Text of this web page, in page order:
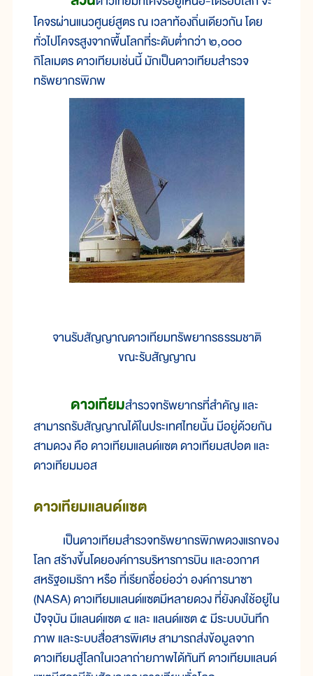
โคจรผ่านแนวศูนย์สูตร ณ เวลาท้องถิ่นเดียวกัน โดย
ทั่วไปโคจรสูงจากพื้นโลกที่ระดับต่ำกว่า ๒,๐๐๐
กิโลเมตร ดาวเทียมเช่นนี้ มักเป็นดาวเทียมสำรวจ
ทรัพยากรพิภพ
จานรับสัญญาณดาวเทียมทรัพยากรธรรมชาติ
ขณะรับสัญญาณ
ดาวเทียมสำรวจทรัพยากรที่สำคัญ และ
สามารถรับสัญญาณได้ในประเทศไทยนั้น มีอยู่ด้วยกัน
สามดวง คือ ดาวเทียมแลนด์แซต ดาวเทียมสปอต และ
ดาวเทียมมอส
ดาวเทียมแลนด์แซต
เป็นดาวเทียมสำรวจทรัพยากรพิภพดวงแรกของ
โลก สร้างขึ้นโดยองค์การบริหารการบิน และอวกาศ
สหรัฐอเมริกา หรือ ที่เรียกชื่อย่อว่า องค์การนาซา
(NASA) ดาวเทียมแลนด์แซตมีหลายดวง ที่ยังคงใช้อยู่ใน
ปัจจุบัน มีแลนด์แซต ๔ และ แลนด์แซต ๕ มีระบบบันทึก
ภาพ และระบบสื่อสารพิเศษ สามารถส่งข้อมูลจาก
ดาวเทียมสู่โลกในเวลาถ่ายภาพได้ทันที ดาวเทียมแลนด์